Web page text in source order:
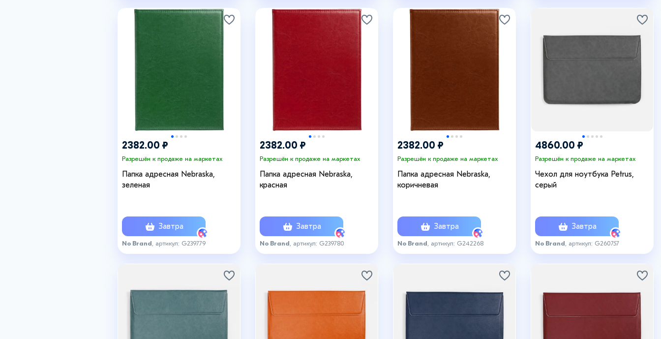
2382.00 ₽
Разрешён к продаже на маркетах
Папка адресная Nebraska,
зеленая
Завтра
No Brand , артикул: G239779
2382.00 ₽
Разрешён к продаже на маркетах
Папка адресная Nebraska,
красная
Завтра
No Brand , артикул: G239780
2382.00 ₽
Разрешён к продаже на маркетах
Папка адресная Nebraska,
коричневая
Завтра
No Brand , артикул: G242268
4860.00 ₽
Разрешён к продаже на маркетах
Чехол для ноутбука Petrus,
серый
Завтра
No Brand , артикул: G260757